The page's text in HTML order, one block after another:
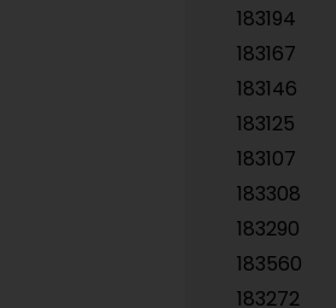
183194
183167
183146
183125
183107
183308
183290
183560
183272